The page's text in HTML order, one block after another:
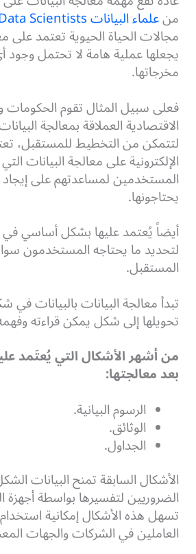
منعلماء البيانات Data Scientists
مجالات الحياة الحيوية تعتمد على
يجعلها عملية هامة لا تحتمل وجود
مخرجاتها.
فعلى سبيل المثال تقوم
الاقتصادية العملاقة بمعالجة
لتتمكن من التخطيط للمستقبل،
الإلكترونية على معالجة البيانات
المستخدمين لمساعدتهم على إيجاد
يحتاجونها.
أيضاً يُعتمد عليها بشكل أساسي في
لتحديد ما يحتاجه المستخدمون
المستقبل.
تبدأ معالجة البيانات بالبيانات في
تحويلها إلى شكل يمكن قراءته
من أشهر الأشكال التي يُعتَمد
بعد معالجتها:
الرسوم البيانية.
الوثائق.
الجداول.
الأشكال السابقة تمنح البيانات
الضروريين لتفسيرها بواسطة أجهزة
تسهل هذه الأشكال إمكانية
العاملين في الشركات والجهات